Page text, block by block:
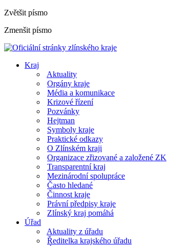
Zvětšit písmo
Zmenšit písmo
Kraj
Aktuality
Orgány kraje
Média a komunikace
Krizové řízení
Pozvánky
Hejtman
Symboly kraje
Praktické odkazy
O Zlínském kraji
Organizace zřizované a založené ZK
Transparentní kraj
Mezinárodní spolupráce
Často hledané
Činnost kraje
Právní předpisy kraje
Zlínský kraj pomáhá
Úřad
Aktuality z úřadu
Ředitelka krajského úřadu